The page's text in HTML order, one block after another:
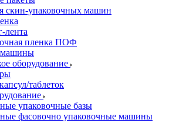
скин-упаковочных машин
лента
пленка ПОФ
машины
оборудование
таблеток
упаковочные базы
фасовочно упаковочные машины